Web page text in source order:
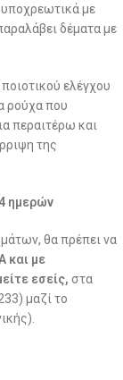
με
δέματα με
ελέγχου
ρούχα που
περαιτέρω και
της
ημερών
θα πρέπει να
και με
εσείς, στα
μαζί το